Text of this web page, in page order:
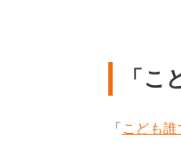
「こ
「 こども